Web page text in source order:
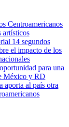
Centroamericanos
artísticos
14 segundos
el impacto de los
para una
México y RD
al país otra